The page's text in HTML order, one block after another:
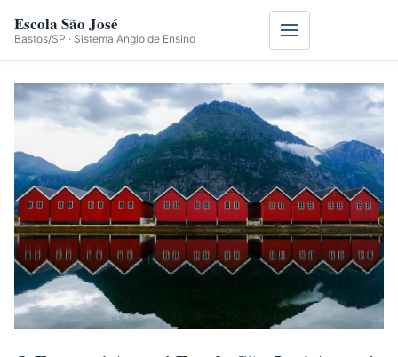
Escola São José
Bastos/SP · Sistema Anglo de Ensino Menu